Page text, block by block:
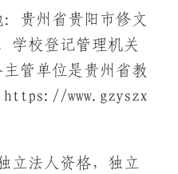
贵州省贵阳市修文
学校登记管理机关
管单位是贵州省教
https://www.gzyszx
立法人资格，独立